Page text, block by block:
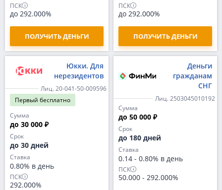
ПСК
до 292.000%
ПОЛУЧИТЬ ДЕНЬГИ
ПСК
до 292.000%
ПОЛУЧИТЬ ДЕНЬГИ
Юкки. Для
нерезидентов
Лиц. 20-041-50-009596
Первый бесплатно
Сумма
до 30 000 ₽
Срок
до 30 дней
Ставка
0.80% в день
ПСК
292.000%
Деньги
гражданам
СНГ
Лиц. 2503045010192
Сумма
до 50 000 ₽
Срок
до 180 дней
Ставка
0.14 - 0.80% в день
ПСК
50.000 - 292.000%